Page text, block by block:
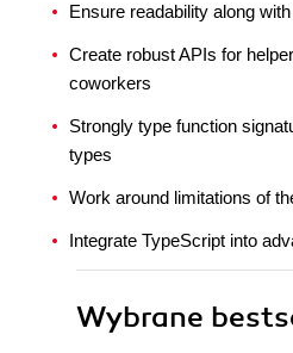
Ensure readability along
Create robust APIs for
coworkers
Strongly type function
types
Work around limitations of
Integrate TypeScript into
Wybrane